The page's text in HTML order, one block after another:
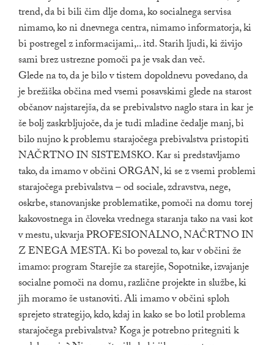
trend, da bi bili čim dlje doma, ko socialnega servisa
nimamo, ko ni dnevnega centra, nimamo informatorja, ki
bi postregel z informacijami,.. itd. Starih ljudi, ki živijo
sami brez ustrezne pomoči pa je vsak dan več.
Glede na to, da je bilo v tistem dopoldnevu povedano, da
je brežiška občina med vsemi posavskimi glede na starost
občanov najstarejša, da se prebivalstvo naglo stara in kar je
še bolj zaskrbljujoče, da je tudi mladine čedalje manj, bi
bilo nujno k problemu starajočega prebivalstva pristopiti
NAČRTNO IN SISTEMSKO. Kar si predstavljamo
tako, da imamo v občini ORGAN, ki se z vsemi problemi
starajočega prebivalstva – od sociale, zdravstva, nege,
oskrbe, stanovanjske problematike, pomoči na domu torej
kakovostnega in človeka vrednega staranja tako na vasi kot
v mestu, ukvarja PROFESIONALNO, NAČRTNO IN
Z ENEGA MESTA. Ki bo povezal to, kar v občini že
imamo: program Starejše za starejše, Sopotnike, izvajanje
socialne pomoči na domu, različne projekte in službe, ki
jih moramo še ustanoviti. Ali imamo v občini sploh
sprejeto strategijo, kdo, kdaj in kako se bo lotil problema
starajočega prebivalstva? Koga je potrebno pritegniti k